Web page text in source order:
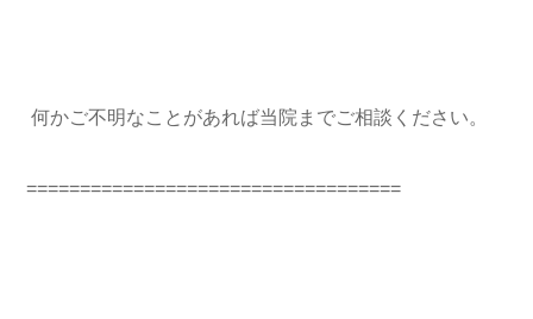
何かご不明なことがあれば当院までご相談ください。
===================================